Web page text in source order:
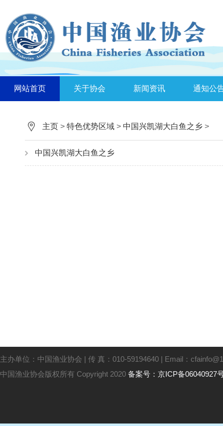
网站首页 关于协会 新闻资讯 通知公
主页 > 特色优势区域 > 中国兴凯湖大白鱼之乡 >
中国兴凯湖大白鱼之乡
主办单位：中国渔业协会 | 传 真：010-59194640 | Email：
中国渔业协会版权所有 Copyright 2020 备案号：京ICP备06040927